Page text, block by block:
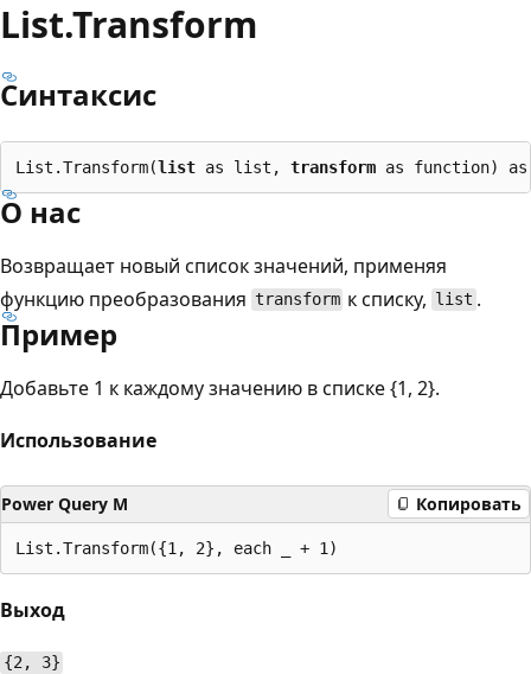
List.Transform
Синтаксис
List.Transform(list as list, transform
О нас
Возвращает новый список значений, применяя
функцию преобразования transform к списку, list .
Пример
Добавьте 1 к каждому значению в списке {1, 2}.
Использование
Power Query M Копировать
Выход
{2, 3}